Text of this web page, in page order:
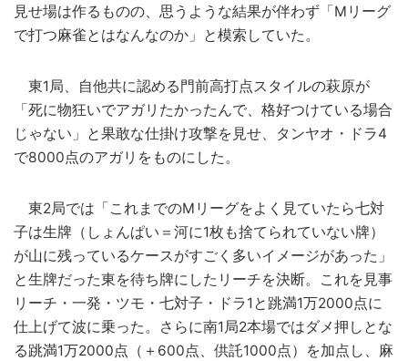
見せ場は作るものの、思うような結果が伴わず「Mリーグ
で打つ麻雀とはなんなのか」と模索していた。
東1局、自他共に認める門前高打点スタイルの萩原が
「死に物狂いでアガリたかったんで、格好つけている場合
じゃない」と果敢な仕掛け攻撃を見せ、タンヤオ・ドラ4
で8000点のアガリをものにした。
東2局では「これまでのMリーグをよく見ていたら七対
子は生牌（しょんぱい＝河に1枚も捨てられていない牌）
が山に残っているケースがすごく多いイメージがあった」
と生牌だった東を待ち牌にしたリーチを決断。これを見事
リーチ・一発・ツモ・七対子・ドラ1と跳満1万2000点に
仕上げて波に乗った。さらに南1局2本場ではダメ押しとな
る跳満1万2000点（＋600点、供託1000点）を加点し、麻